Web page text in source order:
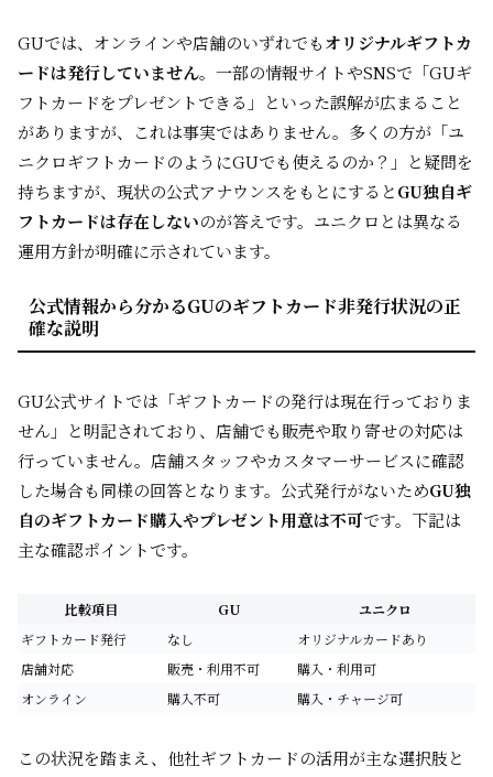
GUでは、オンラインや店舗のいずれでもオリジナルギフトカ
ードは発行していません。一部の情報サイトやSNSで「GUギ
フトカードをプレゼントできる」といった誤解が広まること
がありますが、これは事実ではありません。多くの方が「ユ
ニクロギフトカードのようにGUでも使えるのか？」と疑問を
持ちますが、現状の公式アナウンスをもとにするとGU独自ギ
フトカードは存在しないのが答えです。ユニクロとは異なる
運用方針が明確に示されています。
公式情報から分かるGUのギフトカード非発行状況の正
確な説明
GU公式サイトでは「ギフトカードの発行は現在行っておりま
せん」と明記されており、店舗でも販売や取り寄せの対応は
行っていません。店舗スタッフやカスタマーサービスに確認
した場合も同様の回答となります。公式発行がないためGU独
自のギフトカード購入やプレゼント用意は不可です。下記は
主な確認ポイントです。
比較項目 GU
ユニクロ
ギフトカード発行
なし
オリジナルカードあり
店舗対応
販売・利用不可
購入・利用可
オンライン
購入不可 購入・チャージ可
この状況を踏まえ、他社ギフトカードの活用が主な選択肢と